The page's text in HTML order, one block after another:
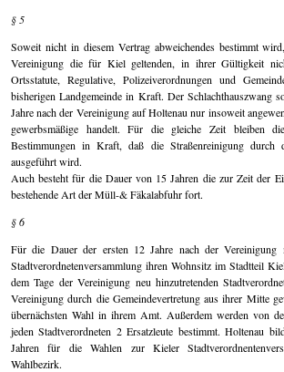
§ 5
Soweit nicht in diesem Vertrag abweichendes bestimmt
Vereinigung die für Kiel geltenden, in ihrer Gültigkeit
Ortsstatute, Regulative, Polizeiverordnungen und
bisherigen Landgemeinde in Kraft. Der Schlachthauszwang
Jahre nach der Vereinigung auf Holtenau nur insoweit
gewerbsmäßige handelt. Für die gleiche Zeit bleiben
Bestimmungen in Kraft, daß die Straßenreinigung durch
ausgeführt wird.
Auch besteht für die Dauer von 15 Jahren die zur Zeit der
bestehende Art der Müll-& Fäkalabfuhr fort.
§ 6
Für die Dauer der ersten 12 Jahre nach der Vereinigung
Stadtverordnetenversammlung ihren Wohnsitz im Stadtteil
dem Tage der Vereinigung neu hinzutretenden
Vereinigung durch die Gemeindevertretung aus ihrer Mitte
übernächsten Wahl in ihrem Amt. Außerdem werden von
jeden Stadtverordneten 2 Ersatzleute bestimmt. Holtenau
Jahren für die Wahlen zur Kieler
Wahlbezirk.